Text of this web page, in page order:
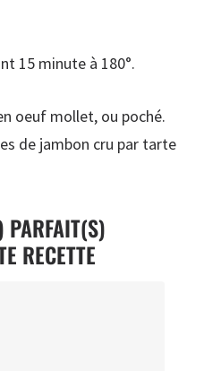
15 minute à 180°.
oeuf mollet, ou poché.
de jambon cru par tarte
PARFAIT(S)
RECETTE